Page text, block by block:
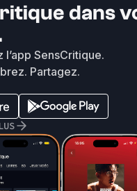
dans
SensCritique.
Partagez.